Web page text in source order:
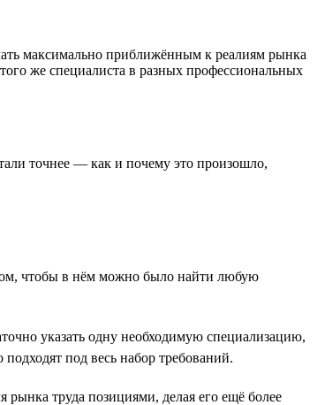
максимально приближённым к реалиям рынка
же специалиста в разных профессиональных
точнее — как и почему это произошло,
чтобы в нём можно было найти любую
указать одну необходимую специализацию,
под весь набор требований.
труда позициями, делая его ещё более